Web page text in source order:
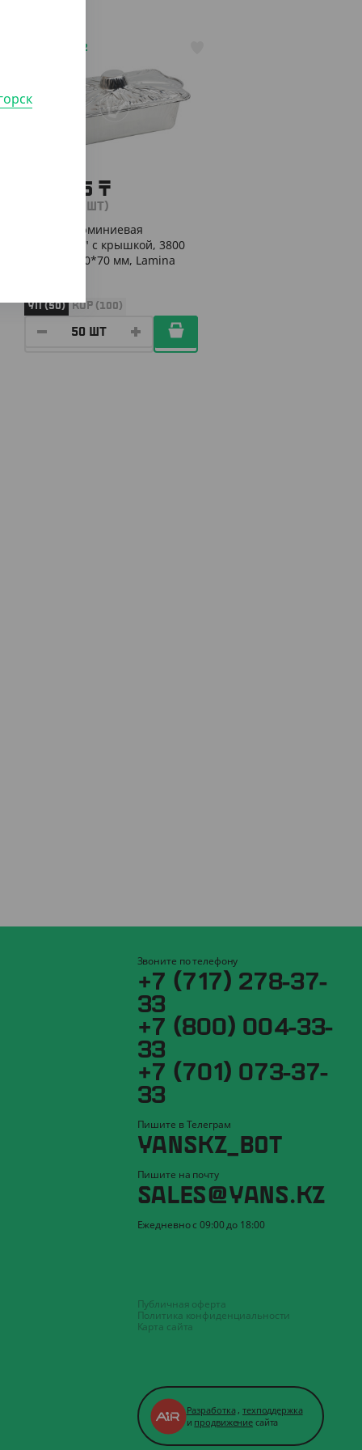
АРТ. 291122
21 615 ₸
/ШТ)
Форма алюминиевая
"Кастрюля" с крышкой, 3800
мл, 300*190*70 мм, Lamina
УП (50) КОР (100)
Звоните по телефону
+7 (717) 278-37-
33
+7 (800) 004-33-
33
+7 (701) 073-37-
33
Пишите в Телеграм
YANSKZ_BOT
Пишите на почту
SALES@YANS.KZ
Ежедневно с 09:00 до 18:00
Публичная оферта
Политика конфиденциальности
Карта сайта
Разработка,техподдержка
и продвижение сайта